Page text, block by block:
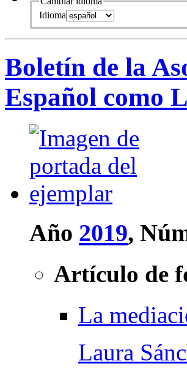
Idioma
Boletín de la
Español como
Año 2019,
Artículo de
La
Laura